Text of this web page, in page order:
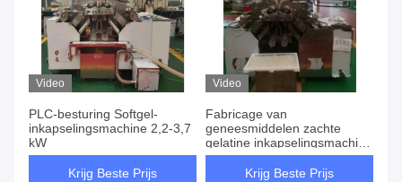
Video
PLC-besturing Softgel-
inkapselingsmachine 2,2-3,7
kW
Krijg Beste Prijs
Video
Fabricage van
geneesmiddelen zachte
gelatine inkapselingsmachine
5000cph-200000cph
Krijg Beste Prijs